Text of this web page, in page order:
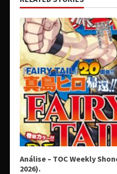
Análise – TOC Weekly
2026).